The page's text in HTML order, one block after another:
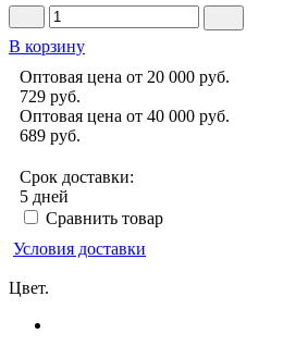
В корзину
Оптовая цена от 20 000 руб.
729 руб.
Оптовая цена от 40 000 руб.
689 руб.
Срок доставки:
5 дней
Сравнить товар
Условия доставки
Цвет.